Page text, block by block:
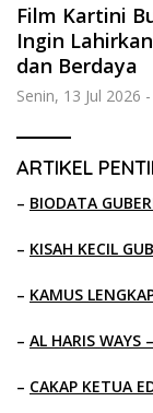
Film Kartini
Ingin
dan Berdaya
Senin, 13 Jul 2026
ARTIKEL
– BIODATA
– KISAH KECIL
– KAMUS
– AL HARIS WAYS
– CAKAP KETUA